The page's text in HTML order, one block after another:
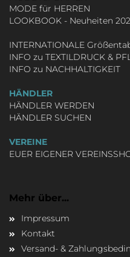
MODE für HERREN
LOOKBOOK - Neuheiten
INTERNATIONALE
INFO zu TEXTILDRUCK &
INFO zu NACHHALTIGKEIT
HÄNDLER
HÄNDLER WERDEN
HÄNDLER SUCHEN
VEREINE
EUER EIGENER
Mehr über...
Impressum
Kontakt
Versand- &